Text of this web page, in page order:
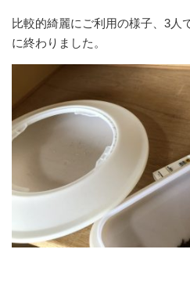
比較的綺麗にご利用の様子、3人
に終わりました。